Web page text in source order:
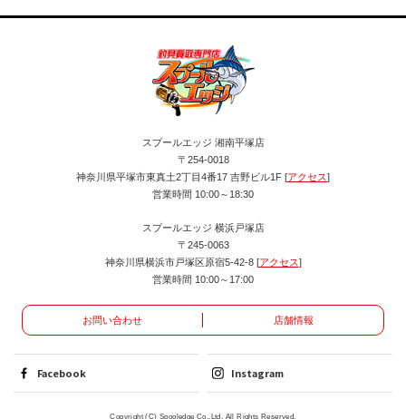
スプールエッジ 湘南平塚店
〒254-0018
神奈川県平塚市東真土2丁目4番17 吉野ビル1F [アクセス]
営業時間 10:00～18:30
スプールエッジ 横浜戸塚店
〒245-0063
神奈川県横浜市戸塚区原宿5-42-8 [アクセス]
営業時間 10:00～17:00
お問い合わせ 店舗情報
Facebook Instagram
Copyright (C) Spooledge Co.,Ltd. All Rights Reserved.